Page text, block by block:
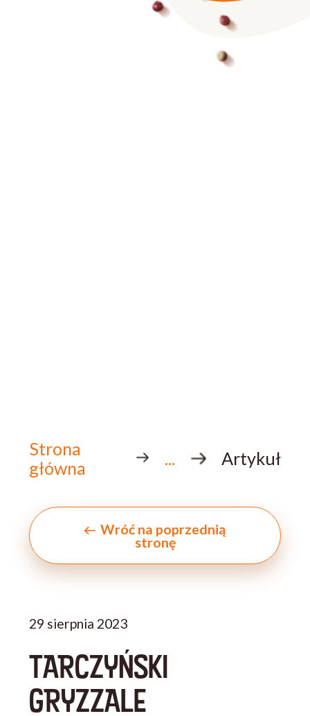
Strona
główna
... Artykuł
Wróć na poprzednią
stronę
29 sierpnia 2023
TARCZYŃSKI
GRYZZALE